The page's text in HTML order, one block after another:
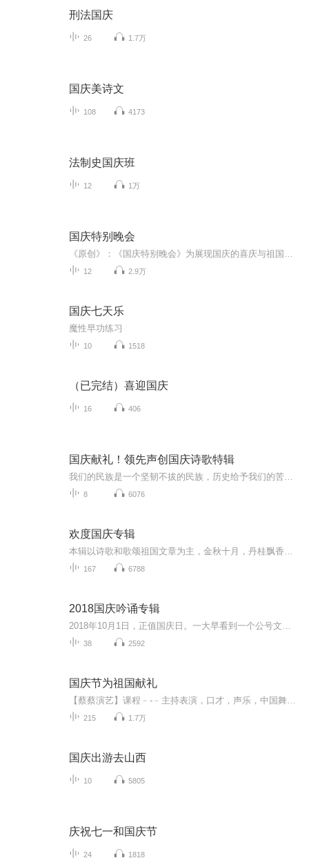
刑法国庆
26 1.7万
国庆美诗文
108 4173
法制史国庆班
12 1万
国庆特别晚会
12 2.9万
国庆七天乐
魔性早功练习
10 1518
（已完结）喜迎国庆
16 406
国庆献礼！领先声创国庆诗歌特辑
8 6076
欢度国庆专辑
167 6788
2018国庆吟诵专辑
38 2592
国庆节为祖国献礼
215 1.7万
国庆出游去山西
10 5805
庆祝七一和国庆节
24 1818